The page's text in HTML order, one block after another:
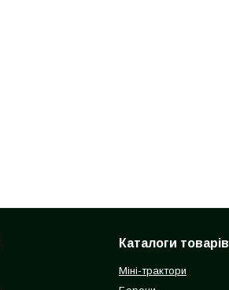
Каталоги товарів
Міні-трактори